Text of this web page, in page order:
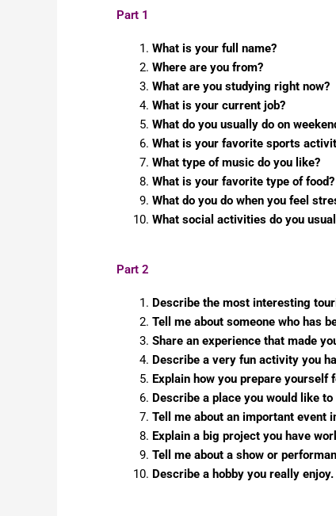
Part 1
What is your full name?
Where are you from?
What are you studying right now?
What is your current job?
What do you usually do on
What is your favorite sports
What type of music do you like?
What is your favorite type of food?
What do you do when you feel
What social activities do you
Part 2
Describe the most interesting
Tell me about someone who has
Share an experience that made
Describe a very fun activity you
Explain how you prepare yourself
Describe a place you would like
Tell me about an important event
Explain a big project you have
Tell me about a show or
Describe a hobby you really enjoy.